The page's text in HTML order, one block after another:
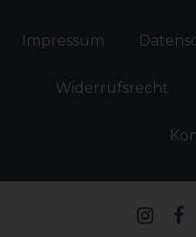
Impressum
Widerrufs­recht